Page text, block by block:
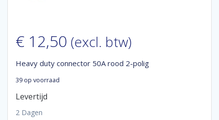
€ 12,50 (excl. btw)
Heavy duty connector 50A rood 2-polig
39 op voorraad
Levertijd
2 Dagen